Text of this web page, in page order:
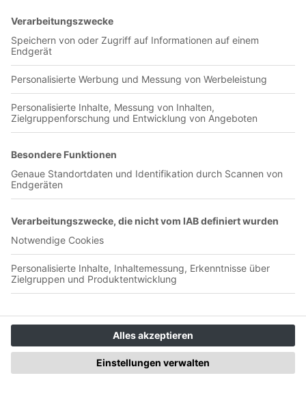
00:28:52
Ergebnisse der Konkurrenz weiter auf der Stelle. Zwei
unterschiedliche Halbzeiten lassen weiter die Frage offen: wo
geht die Reise am Ende hin? Folge direkt herunterladen
Folge 227: Gebrauchter Tag in
Bochum